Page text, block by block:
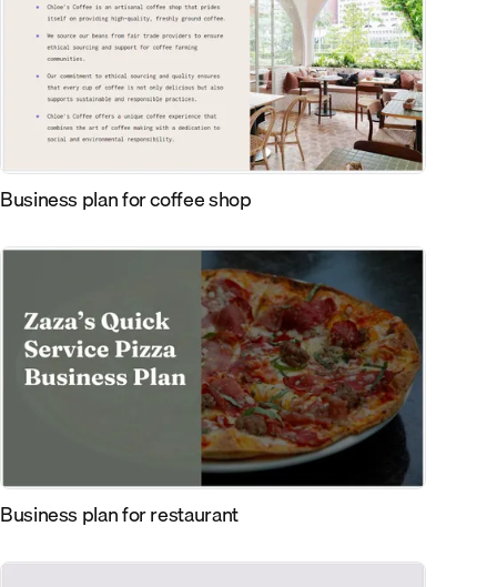
Business plan for coffee shop
Business plan for restaurant